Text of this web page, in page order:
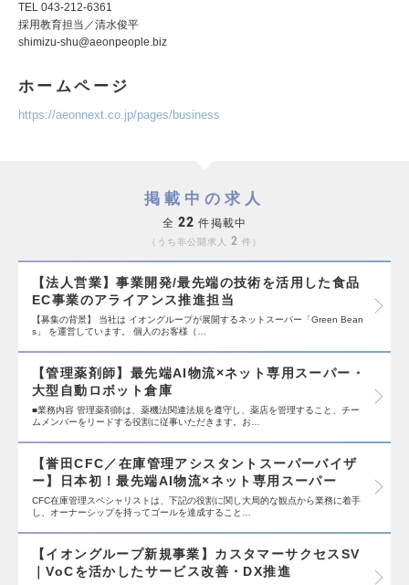
TEL 043-212-6361
採用教育担当／清水俊平
shimizu-shu@aeonpeople.biz
ホームページ
https://aeonnext.co.jp/pages/business
掲載中の求人
全 22 件掲載中
うち非公開求人 2 件
【法人営業】事業開発/最先端の技術を活用した食品
EC事業のアライアンス推進担当
【募集の背景】 当社は イオングループが展開するネットスーパー「Green Bean
s」 を運営しています。 個人のお客様（…
【管理薬剤師】最先端AI物流×ネット専用スーパー・
大型自動ロボット倉庫
■業務内容 管理薬剤師は、薬機法関連法規を遵守し、薬店を管理すること、チー
ムメンバーをリードする役割に従事いただきます。お…
【誉田CFC／在庫管理アシスタントスーパーバイザ
ー】日本初！最先端AI物流×ネット専用スーパー
CFC在庫管理スペシャリストは、下記の役割に関し大局的な観点から業務に着手
し、オーナーシップを持ってゴールを達成すること…
【イオングループ新規事業】カスタマーサクセスSV
｜VoCを活かしたサービス改善・DX推進